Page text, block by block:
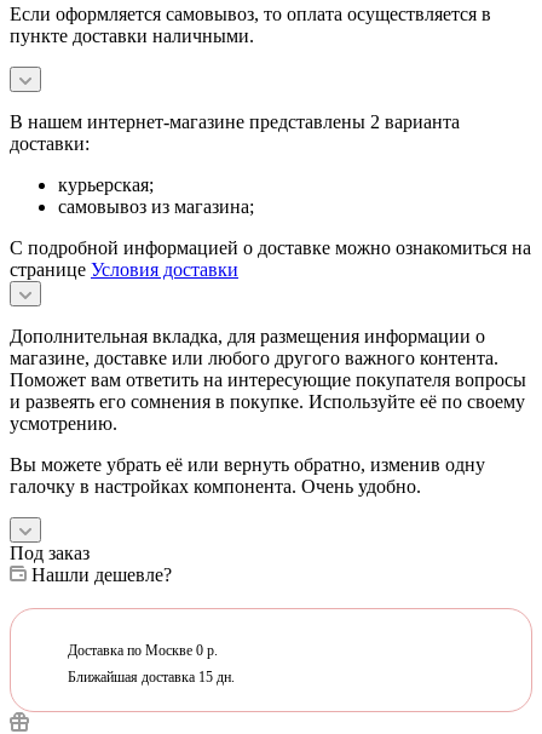
Если оформляется самовывоз, то оплата осуществляется в
пункте доставки наличными.
В нашем интернет-магазине представлены 2 варианта
доставки:
курьерская;
самовывоз из магазина;
С подробной информацией о доставке можно ознакомиться на
странице Условия доставки
Дополнительная вкладка, для размещения информации о
магазине, доставке или любого другого важного контента.
Поможет вам ответить на интересующие покупателя вопросы
и развеять его сомнения в покупке. Используйте её по своему
усмотрению.
Вы можете убрать её или вернуть обратно, изменив одну
галочку в настройках компонента. Очень удобно.
Под заказ
Нашли дешевле?
Доставка по Москве 0 р.
Ближайшая доставка 15 дн.